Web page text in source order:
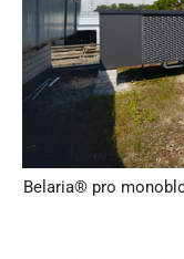
Belaria® pro